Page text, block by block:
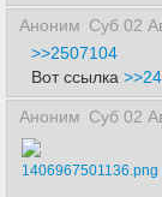
Аноним Суб 02
>>2507104
Вот ссылка
Аноним Суб 02
1406967501136.png